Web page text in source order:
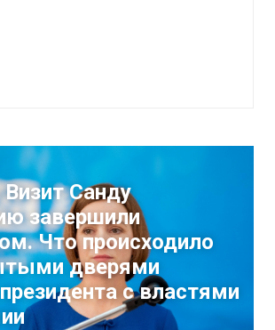
Санду
завершили
Что происходило
дверями
с властями